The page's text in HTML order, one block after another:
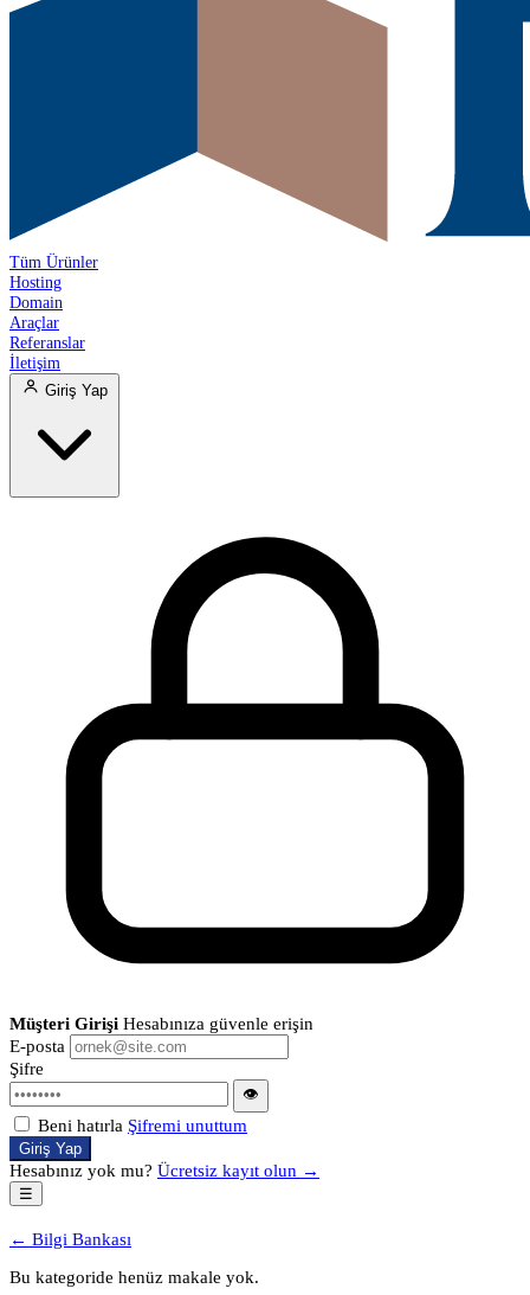
Tüm Ürünler
Hosting
Domain
Araçlar
Referanslar
İletişim
Giriş Yap
Müşteri Girişi Hesabınıza güvenle erişin
E-posta
Şifre
👁
Beni hatırla Şifremi unuttum
Giriş Yap
Hesabınız yok mu? Ücretsiz kayıt olun →
☰
← Bilgi Bankası
Bu kategoride henüz makale yok.